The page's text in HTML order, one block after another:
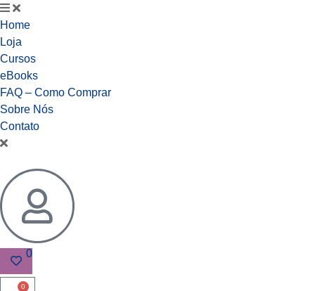
Home
Loja
Cursos
eBooks
FAQ – Como Comprar
Sobre Nós
Contato
0
0